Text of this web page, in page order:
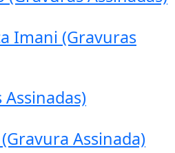
Imani (Gravuras
Assinada)